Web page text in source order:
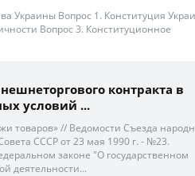
Украины Вопрос 1. Конституция
Вопрос 3. Конституционное
контракта в
условий ...
товаров» // Ведомости Съезда
СССР от 23 мая 1990 г. - №23.
законе "О государственном
деятельности...